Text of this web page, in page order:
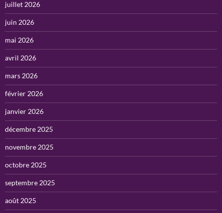
juillet 2026
juin 2026
mai 2026
avril 2026
mars 2026
février 2026
janvier 2026
décembre 2025
novembre 2025
octobre 2025
septembre 2025
août 2025